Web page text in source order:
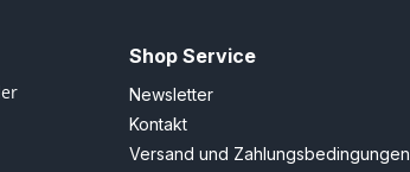
Shop Service
Newsletter
Kontakt
Versand und Zahlungsbedingungen